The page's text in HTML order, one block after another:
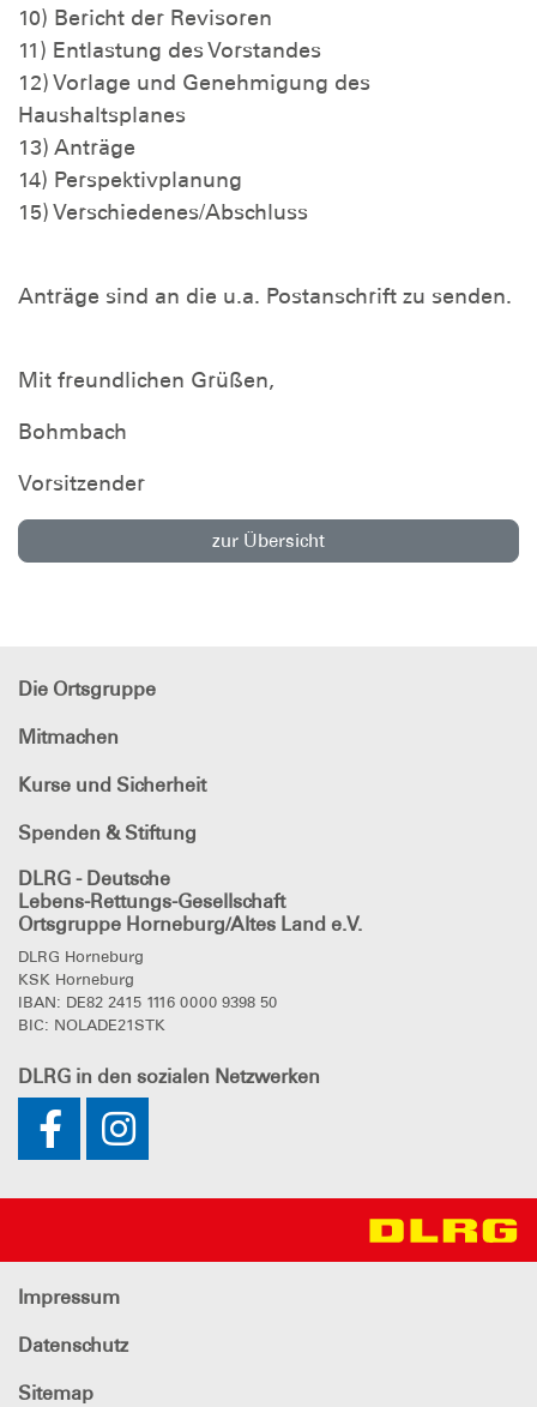
10) Bericht der Revisoren
11) Entlastung des Vorstandes
12) Vorlage und Genehmigung des
Haushaltsplanes
13) Anträge
14) Perspektivplanung
15) Verschiedenes/Abschluss
Anträge sind an die u.a. Postanschrift zu senden.
Mit freundlichen Grüßen,
Bohmbach
Vorsitzender
zur Übersicht
Die Ortsgruppe
Mitmachen
Kurse und Sicherheit
Spenden & Stiftung
DLRG - Deutsche
Lebens-Rettungs-Gesellschaft
Ortsgruppe Horneburg/Altes Land e.V.
DLRG Horneburg
KSK Horneburg
IBAN: DE82 2415 1116 0000 9398 50
BIC: NOLADE21STK
DLRG in den sozialen Netzwerken
Impressum
Datenschutz
Sitemap